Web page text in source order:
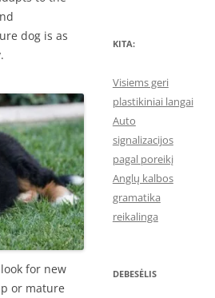
dog is as
for new
or mature
KITA:
Visiems geri
plastikiniai langai
Auto
signalizacijos
pagal poreikį
Anglų kalbos
gramatika
reikalinga
DEBESĖLIS